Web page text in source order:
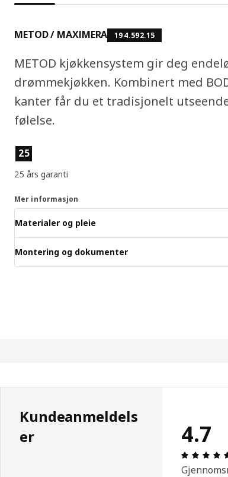
METOD / MAXIMERA 194.592.15
METOD kjøkkensystem gir deg
drømmekjøkken. Kombinert med
kanter får du et tradisjonelt
følelse.
Produktfunksjoner
25
25 års garanti
Mer informasjon
Materialer og pleie
Montering og dokumenter
Kundeanmeldels
er
4.7